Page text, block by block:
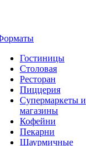
Гостиницы
Столовая
Ресторан
Пиццерия
Супермаркеты и
магазины
Кофейни
Пекарни
Шаурмичные